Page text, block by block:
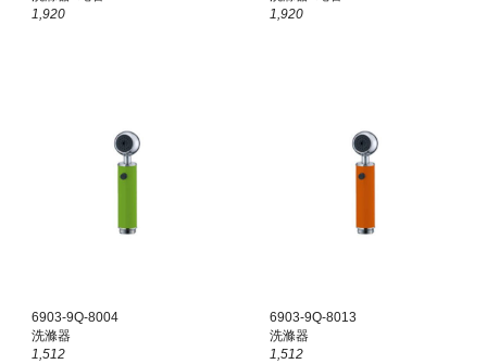
1,920
1,920
6903-9Q-8004
洗滌器
1,512
6903-9Q-8013
洗滌器
1,512